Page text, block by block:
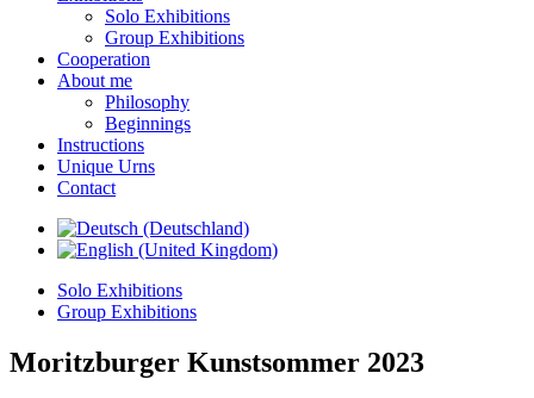
Solo Exhibitions
Group Exhibitions
Cooperation
About me
Philosophy
Beginnings
Instructions
Unique Urns
Contact
Solo Exhibitions
Group Exhibitions
Moritzburger Kunstsommer 2023